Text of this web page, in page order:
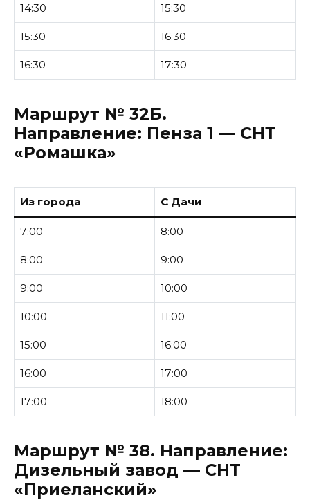
14:30 15:30
15:30 16:30
16:30 17:30
Маршрут № 32Б.
Направление: Пенза 1 — СНТ
«Ромашка»
Из города С Дачи
7:00 8:00
8:00 9:00
9:00 10:00
10:00 11:00
15:00 16:00
16:00 17:00
17:00 18:00
Маршрут № 38. Направление:
Дизельный завод — СНТ
«Приеланский»